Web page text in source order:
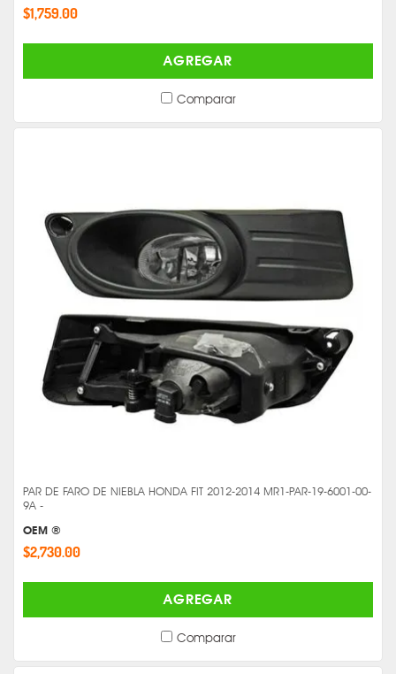
$1,759.00
AGREGAR
Comparar
PAR DE FARO DE NIEBLA HONDA FIT 2012-2014 MR1-PAR-19-6001-00-
9A -
OEM ®
$2,730.00
AGREGAR
Comparar